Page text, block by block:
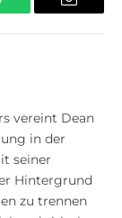
E-
vereint Dean
in der
seiner
Hintergrund
zu trennen